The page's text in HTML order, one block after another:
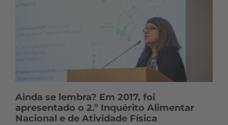
Ainda se lembra? Em 2017, foi
apresentado o 2.º Inquérito Alimentar
Nacional e de Atividade Física